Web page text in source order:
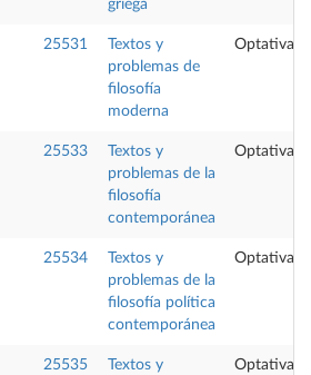
griega
25531
Textos y
problemas de
filosofía
moderna
Optativa
25533
Textos y
problemas de la
filosofía
contemporánea
Optativa
25534
Textos y
problemas de la
filosofía política
contemporánea
Optativa
25535
Textos y
Optativa